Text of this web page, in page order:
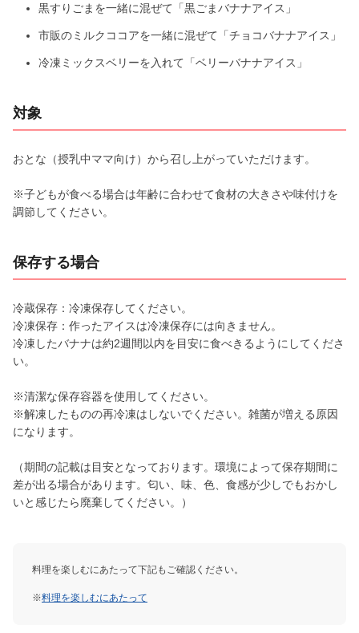
黒すりごまを一緒に混ぜて「黒ごまバナナアイス」
市販のミルクココアを一緒に混ぜて「チョコバナナアイス」
冷凍ミックスベリーを入れて「ベリーバナナアイス」
対象
おとな（授乳中ママ向け）から召し上がっていただけます。
※子どもが食べる場合は年齢に合わせて食材の大きさや味付けを
調節してください。
保存する場合
冷蔵保存：冷凍保存してください。
冷凍保存：作ったアイスは冷凍保存には向きません。
冷凍したバナナは約2週間以内を目安に食べきるようにしてくださ
い。
※清潔な保存容器を使用してください。
※解凍したものの再冷凍はしないでください。雑菌が増える原因
になります。
（期間の記載は目安となっております。環境によって保存期間に
差が出る場合があります。匂い、味、色、食感が少しでもおかし
いと感じたら廃棄してください。）
料理を楽しむにあたって下記もご確認ください。
※料理を楽しむにあたって